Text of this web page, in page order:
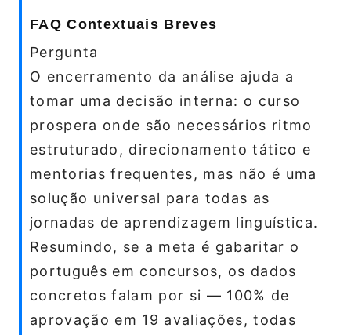
FAQ Contextuais Breves
Pergunta
O encerramento da análise ajuda a
tomar uma decisão interna: o curso
prospera onde são necessários ritmo
estruturado, direcionamento tático e
mentorias frequentes, mas não é uma
solução universal para todas as
jornadas de aprendizagem linguística.
Resumindo, se a meta é gabaritar o
português em concursos, os dados
concretos falam por si — 100% de
aprovação em 19 avaliações, todas